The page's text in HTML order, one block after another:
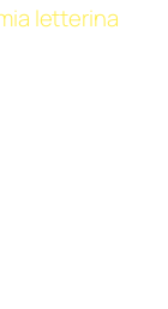
letterina